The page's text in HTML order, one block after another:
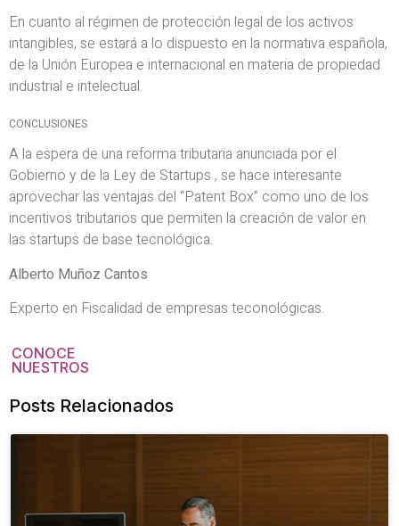
En cuanto al régimen de protección legal de los activos
intangibles, se estará a lo dispuesto en la normativa española,
de la Unión Europea e internacional en materia de propiedad
industrial e intelectual.
CONCLUSIONES
A la espera de una reforma tributaria anunciada por el
Gobierno y de la Ley de Startups , se hace interesante
aprovechar las ventajas del “Patent Box” como uno de los
incentivos tributarios que permiten la creación de valor en
las startups de base tecnológica.
Alberto Muñoz Cantos
Experto en Fiscalidad de empresas teconológicas.
CONOCE
NUESTROS
Posts Relacionados